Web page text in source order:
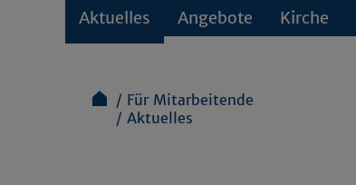
Aktuelles Angebote Kirche
Für Mitarbeitende
Aktuelles